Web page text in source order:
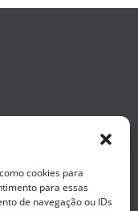
cookies para
para essas
de navegação ou IDs